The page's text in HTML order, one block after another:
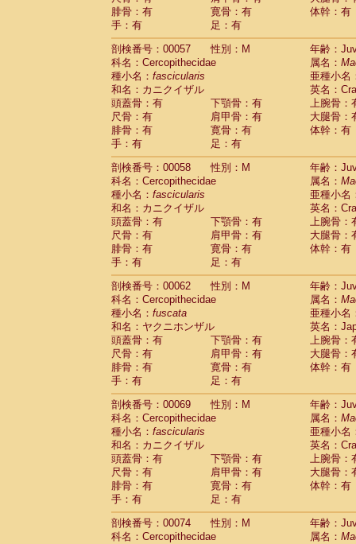
CercopithecidaeMacaca silenus(0)
CercopithecidaeMacaca sinica (0)
CercopithecidaeMacaca sylvanus
CercopithecidaeMacaca thibetana (0)
Cercopithecidae Macaca tonkeana (0)
Cercopithecidae hybrid(1)
Cercopithecidae (0)
CercopithecidaeAllenopithecus
CercopithecidaeCercopithecus
CercopithecidaeCercopithecus
CercopithecidaeCercopithecus
CercopithecidaeCercopithecus diana
CercopithecidaeCercopithecus
Cercopithecidae
Cercopithecus
Cercopithecidae
Cercopithecus mitis
CercopithecidaeCercopithecus mitis
CercopithecidaeCercopithecus mitis
CercopithecidaeCercopithecus mona
CercopithecidaeCercopithecus
CercopithecidaeCercopithecus
CercopithecidaeCercopithecus
Cercopithecidae
Cercopithecusspp.(0)
Cercopithecidae
Chlorocebus
CercopithecidaeChlorocebus
CercopithecidaeErythrocebus patas
CercopithecidaeMiopithecus talapoin
CercopithecidaeCercopithecinae spp.
CercopithecidaeColobus angolensis
CercopithecidaeColobus guereza (0)
Cercopithecidae Colobus polykomos
Cercopithecidae Piliocolobus badius
Cercopithecidae Kasi senex vetulus(0)
CercopithecidaeKasi senex
CercopithecidaeNasalis larvatus(0)
CercopithecidaePresbytes
CercopithecidaePygathrix nemaeus
CercopithecidaeSemnopithecus
Cercopithecidae
Trachypithecus
腓骨：有
寛骨：有
体幹：有
手：有
足：有
剖検番号：00057
性別：M
年齢：
科名：Cercopithecidae
属名：
種小名： fascicularis
亜種小名
和名：カニクイザル
英名：
頭蓋骨：有
下顎骨：有
上腕骨：
尺骨：有
肩甲骨：有
大腿骨：
腓骨：有
寛骨：有
体幹：有
手：有
足：有
剖検番号：00058
性別：M
年齢：
科名：Cercopithecidae
属名：
種小名： fascicularis
亜種小名
和名：カニクイザル
英名：
頭蓋骨：有
下顎骨：有
上腕骨：
尺骨：有
肩甲骨：有
大腿骨：
腓骨：有
寛骨：有
体幹：有
手：有
足：有
剖検番号：00062
性別：M
年齢：
科名：Cercopithecidae
属名：
種小名： fuscata
亜種小名
和名：ヤクニホンザル
英名：
頭蓋骨：有
下顎骨：有
上腕骨：
尺骨：有
肩甲骨：有
大腿骨：
腓骨：有
寛骨：有
体幹：有
手：有
足：有
剖検番号：00069
性別：M
年齢：
科名：Cercopithecidae
属名：
種小名： fascicularis
亜種小名
和名：カニクイザル
英名：
頭蓋骨：有
下顎骨：有
上腕骨：
尺骨：有
肩甲骨：有
大腿骨：
腓骨：有
寛骨：有
体幹：有
手：有
足：有
剖検番号：00074
性別：M
年齢：
科名：Cercopithecidae
属名：